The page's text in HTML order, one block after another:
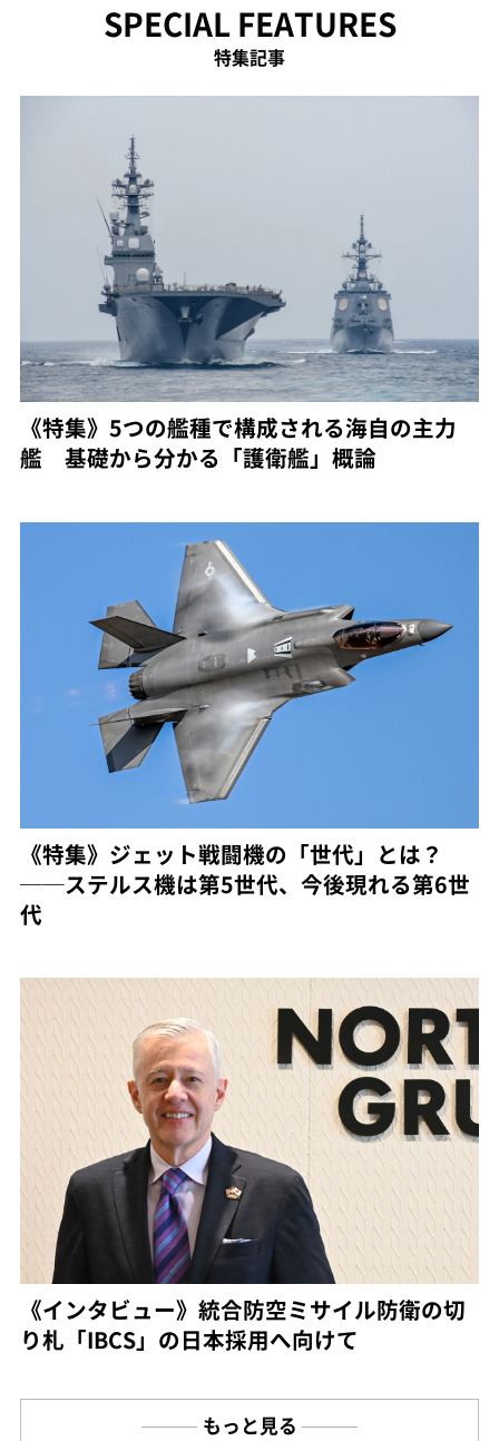
SPECIAL FEATURES
特集記事
《特集》5つの艦種で構成される海自の主力
艦 基礎から分かる「護衛艦」概論
《特集》ジェット戦闘機の「世代」とは？
──ステルス機は第5世代、今後現れる第6世
代
《インタビュー》統合防空ミサイル防衛の切
り札「IBCS」の日本採用へ向けて
もっと見る